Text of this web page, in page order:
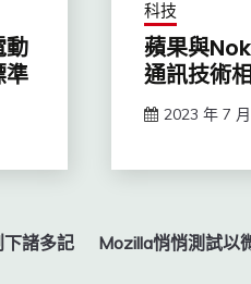
動
準
科技
蘋果與
通訊技術
2023 年 7
諸多記
Mozilla悄悄測試以